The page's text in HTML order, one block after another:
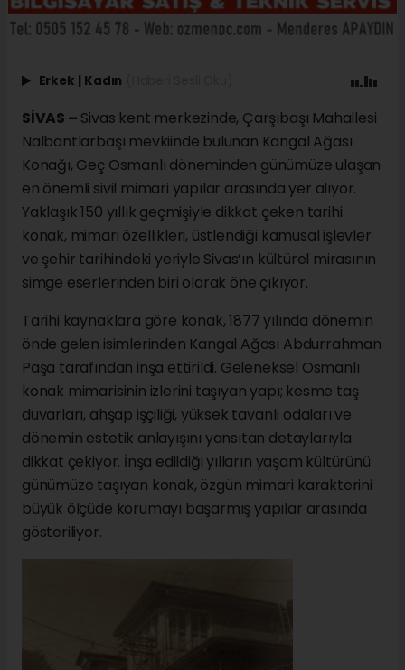
Erkek | Kadın
SİVAS – Sivas kent merkezinde, Çarşıbaşı Mahallesi
Nalbantlarbaşı mevkiinde bulunan Kangal Ağası
Konağı, Geç Osmanlı döneminden günümüze ulaşan
en önemli sivil mimari yapılar arasında yer alıyor.
Yaklaşık 150 yıllık geçmişiyle dikkat çeken tarihi
konak, mimari özellikleri, üstlendiği kamusal işlevler
ve şehir tarihindeki yeriyle Sivas’ın kültürel mirasının
simge eserlerinden biri olarak öne çıkıyor.
Tarihi kaynaklara göre konak, 1877 yılında dönemin
önde gelen isimlerinden Kangal Ağası Abdurrahman
Paşa tarafından inşa ettirildi. Geleneksel Osmanlı
konak mimarisinin izlerini taşıyan yapı; kesme taş
duvarları, ahşap işçiliği, yüksek tavanlı odaları ve
dönemin estetik anlayışını yansıtan detaylarıyla
dikkat çekiyor. İnşa edildiği yılların yaşam kültürünü
günümüze taşıyan konak, özgün mimari karakterini
büyük ölçüde korumayı başarmış yapılar arasında
gösteriliyor.